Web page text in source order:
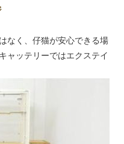
なく、仔猫が安心できる場
ャッテリーではエクステイ